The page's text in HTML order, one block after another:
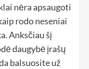
nėra apsaugoti
rodo neseniai
Anksčiau šį
daugybė įrašų
balsuosite už